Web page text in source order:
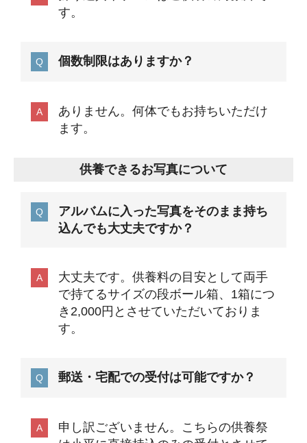
す。
個数制限はありますか？
ありません。何体でもお持ちいただけ
ます。
供養できるお写真について
アルバムに入った写真をそのまま持ち
込んでも大丈夫ですか？
大丈夫です。供養料の目安として両手
で持てるサイズの段ボール箱、1箱につ
き2,000円とさせていただいておりま
す。
郵送・宅配での受付は可能ですか？
申し訳ございません。こちらの供養祭